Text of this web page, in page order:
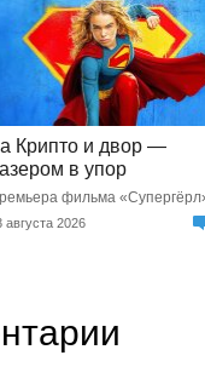
Крипто и двор —
в упор
фильма
августа 2026